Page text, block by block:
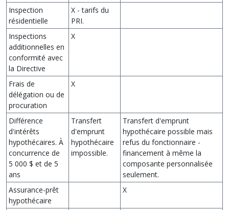
Inspection
résidentielle
X - tarifs du
PRI.
Inspections
additionnelles en
conformité avec
la Directive
X
Frais de
délégation ou de
procuration
X
Différence
d'intérêts
hypothécaires. À
concurrence de
5 000 $ et de 5
ans
Transfert
d'emprunt
hypothécaire
impossible.
Transfert d'emprunt
hypothécaire possible mais
refus du fonctionnaire -
financement à même la
composante personnalisée
seulement.
Assurance-prêt
hypothécaire
X